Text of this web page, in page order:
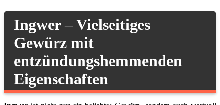
Ingwer – Vielseitiges
Gewürz mit
entzündungshemmenden
Eigenschaften